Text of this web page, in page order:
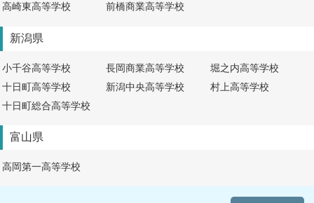
高崎東高等学校
前橋商業高等学校
新潟県
小千谷高等学校 長岡商業高等学校
堀之内高等学校
十日町高等学校
新潟中央高等学校
村上高等学校
十日町総合高等学校
富山県
高岡第一高等学校